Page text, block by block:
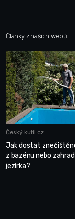
Články z našich webů
Český kutil.cz
Jak dostat
z bazénu nebo
jezírka?